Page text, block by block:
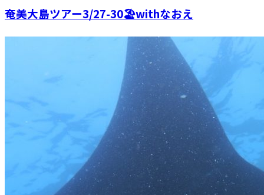
奄美大島ツアー3/27-30🏖withなおえ